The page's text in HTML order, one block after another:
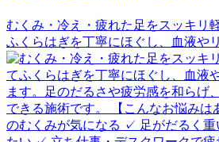
むくみ・冷え・疲れた足をスッキリ
ふくらはぎを丁寧にほぐし、血液や